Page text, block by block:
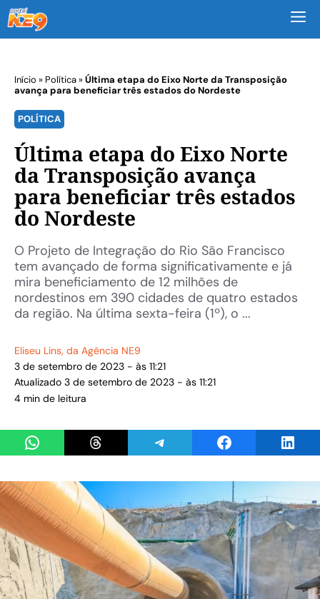
Início » Política»Última etapa do Eixo Norte da Transposição
avança para beneficiar três estados do Nordeste
POLÍTICA
Última etapa do Eixo Norte
da Transposição avança
para beneficiar três estados
do Nordeste
O Projeto de Integração do Rio São Francisco
tem avançado de forma significativamente e já
mira beneficiamento de 12 milhões de
nordestinos em 390 cidades de quatro estados
da região. Na última sexta-feira (1º), o ...
Eliseu Lins, da Agência NE9
3 de setembro de 2023 - às 11:21
Atualizado 3 de setembro de 2023 - às 11:21
4 min de leitura
Share on WhatsAppShare on ThreadsShare on TelegramShare on Facebook